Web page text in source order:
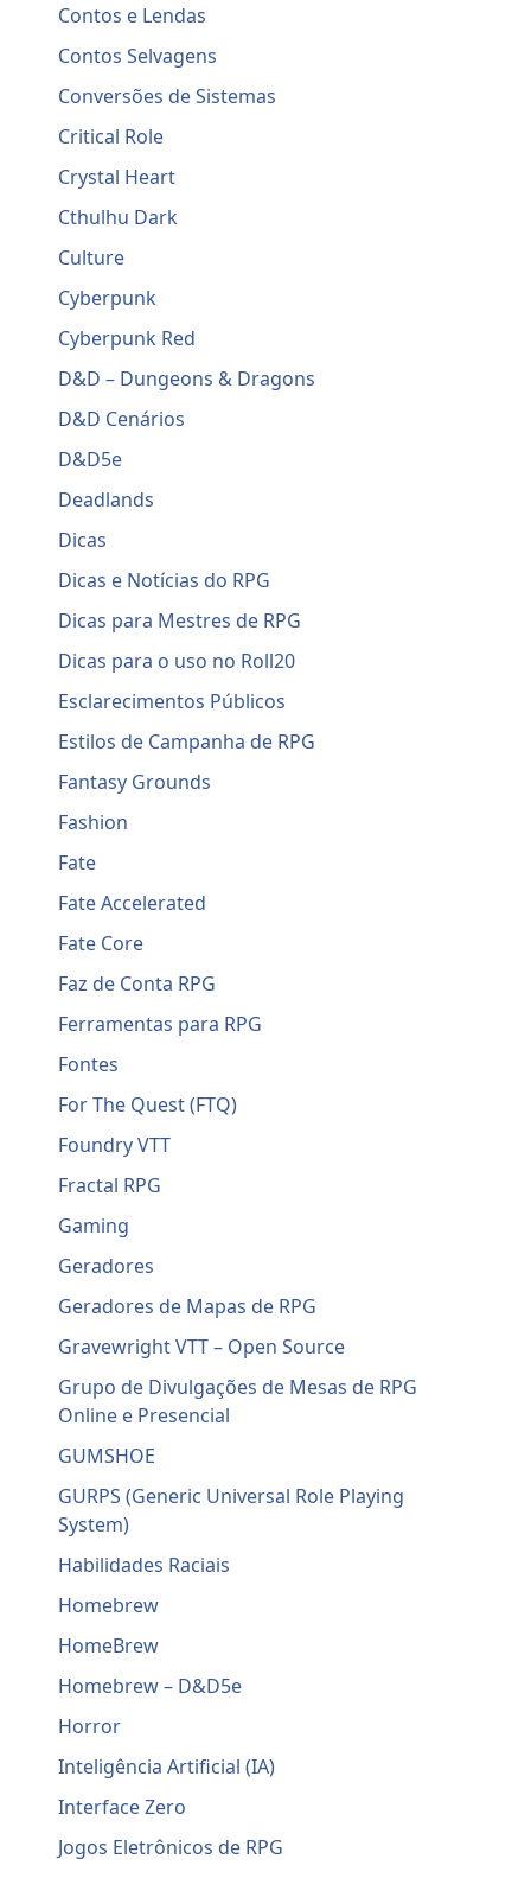
Contos e Lendas
Contos Selvagens
Conversões de Sistemas
Critical Role
Crystal Heart
Cthulhu Dark
Culture
Cyberpunk
Cyberpunk Red
D&D – Dungeons & Dragons
D&D Cenários
D&D5e
Deadlands
Dicas
Dicas e Notícias do RPG
Dicas para Mestres de RPG
Dicas para o uso no Roll20
Esclarecimentos Públicos
Estilos de Campanha de RPG
Fantasy Grounds
Fashion
Fate
Fate Accelerated
Fate Core
Faz de Conta RPG
Ferramentas para RPG
Fontes
For The Quest (FTQ)
Foundry VTT
Fractal RPG
Gaming
Geradores
Geradores de Mapas de RPG
Gravewright VTT – Open Source
Grupo de Divulgações de Mesas de RPG
Online e Presencial
GUMSHOE
GURPS (Generic Universal Role Playing
System)
Habilidades Raciais
Homebrew
HomeBrew
Homebrew – D&D5e
Horror
Inteligência Artificial (IA)
Interface Zero
Jogos Eletrônicos de RPG